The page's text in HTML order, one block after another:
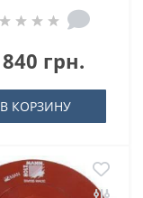
грн.
В КОРЗИНУ